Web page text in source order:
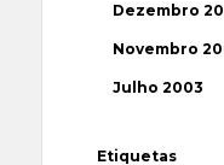
Dezembro
Novembro
Julho 2003
Etiquetas